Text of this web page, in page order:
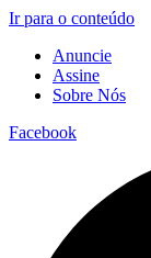
Ir para o conteúdo
Anuncie
Assine
Sobre Nós
Facebook